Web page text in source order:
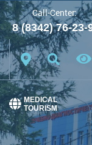
Font: A A A
Color scheme: White
Regular site
Call-Center:
8 (8342) 76-23-
MEDICAL
TOURISM